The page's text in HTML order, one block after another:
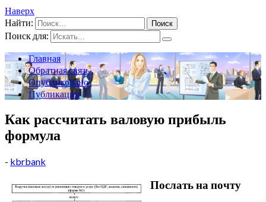
Наверх
Найти:
Поиск для:
Главная
Обратная связь
Опубликовано
Публикации
Как рассчитать валовую прибыль
формула
- kbrbank
Послать на почту